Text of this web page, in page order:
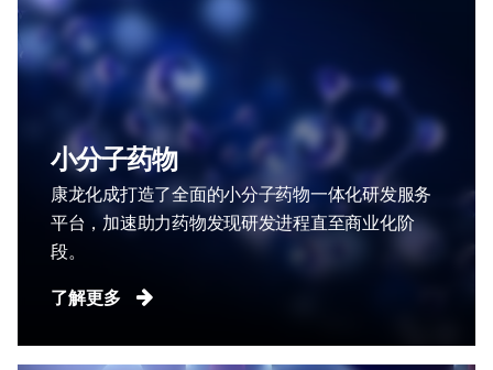
小分子药物
康龙化成打造了全面的小分子药物一体化研发服务
平台，加速助力药物发现研发进程直至商业化阶
段。
了解更多